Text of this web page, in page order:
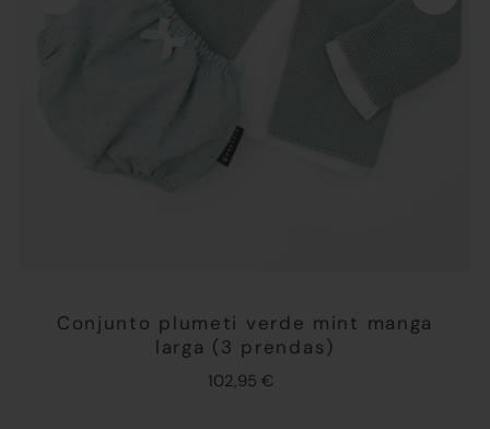
Conjunto plumeti verde mint manga
larga (3 prendas)
102,95 €